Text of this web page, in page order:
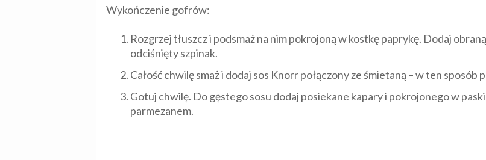
Wykończenie gofrów:
Rozgrzej tłuszcz i podsmaż na nim pokrojoną w kostkę paprykę. Dodaj
odciśnięty szpinak.
Całość chwilę smaż i dodaj sos Knorr połączony ze śmietaną – w ten
Gotuj chwilę. Do gęstego sosu dodaj posiekane kapary i pokrojonego w
parmezanem.